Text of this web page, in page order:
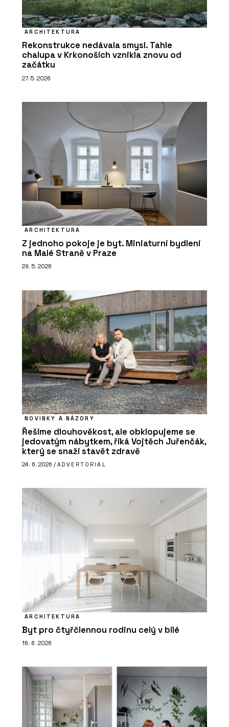
ARCHITEKTURA
Rekonstrukce nedávala smysl. Tahle
chalupa v Krkonoších vznikla znovu od
začátku
27. 5. 2026
ARCHITEKTURA
Z jednoho pokoje je byt. Miniaturní bydlení
na Malé Straně v Praze
29. 5. 2026
NOVINKY A NÁZORY
Řešíme dlouhověkost, ale obklopujeme se
jedovatým nábytkem, říká Vojtěch Juřenčák,
který se snaží stavět zdravě
24. 6. 2026 / ADVERTORIAL
ARCHITEKTURA
Byt pro čtyřčlennou rodinu celý v bílé
16. 6. 2026